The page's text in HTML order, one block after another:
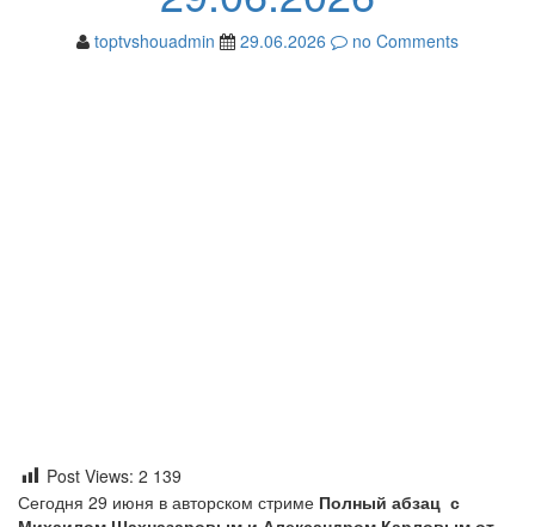
toptvshouadmin 29.06.2026 no Comments
Post Views: 2 139
Сегодня 29 июня в авторском стриме Полный абзац с